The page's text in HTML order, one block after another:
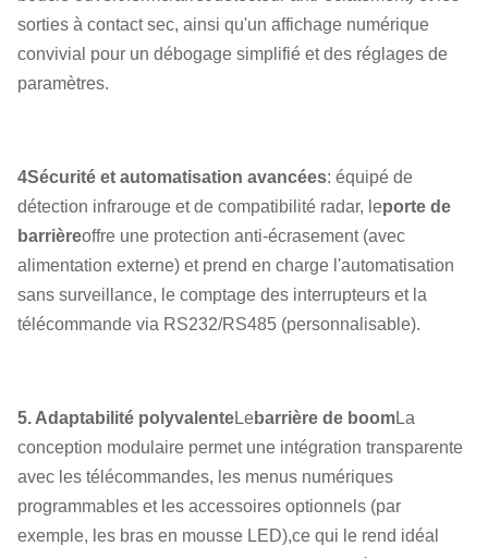
sorties à contact sec, ainsi qu'un affichage numérique
convivial pour un débogage simplifié et des réglages de
paramètres.
4Sécurité et automatisation avancées: équipé de
détection infrarouge et de compatibilité radar, leporte de
barrièreoffre une protection anti-écrasement (avec
alimentation externe) et prend en charge l'automatisation
sans surveillance, le comptage des interrupteurs et la
télécommande via RS232/RS485 (personnalisable).
5. Adaptabilité polyvalenteLebarrière de boomLa
conception modulaire permet une intégration transparente
avec les télécommandes, les menus numériques
programmables et les accessoires optionnels (par
exemple, les bras en mousse LED),ce qui le rend idéal